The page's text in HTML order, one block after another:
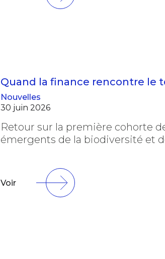
Quand la finance rencontre le
Nouvelles
30 juin 2026
Retour sur la première cohorte
émergents de la biodiversité et
Voir